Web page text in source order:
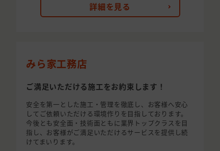
詳細を見る
みら家工務店
ご満足いただける施工をお約束します！
安全を第一とした施工・管理を徹底し、お客様へ安心
してご依頼いただける環境作りを目指しております。
今後とも安全面・技術面ともに業界トップクラスを目
指し、お客様がご満足いただけるサービスを提供し続
けてまいります。